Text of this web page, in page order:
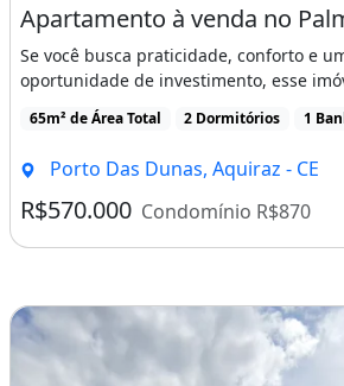
Se você busca praticidade, conforto e
oportunidade de investimento, esse
65m² de Área Total 2 Dormitórios 1
Porto Das Dunas, Aquiraz - CE
R$570.000 Condomínio R$870